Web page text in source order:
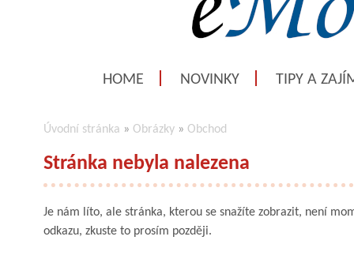
HOME NOVINKY TIPY A
Úvodní stránka » Obrázky » Obchod
Stránka nebyla nalezena
Je nám líto, ale stránka, kterou se snažíte zobrazit, není
odkazu, zkuste to prosím později.